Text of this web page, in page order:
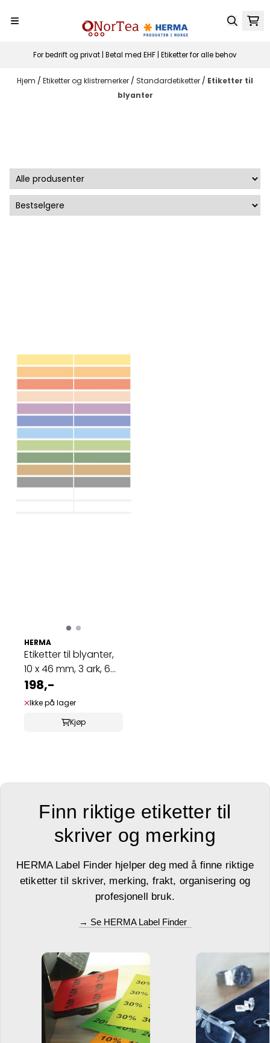
For bedrift og privat | Betal med EHF | Etiketter for alle behov
Hjem / Etiketter og klistremerker / Standardetiketter / Etiketter til
blyanter
HERMA
Etiketter til blyanter,
10 x 46 mm, 3 ark, 6
stk ...
198,-
Ikke på lager
Kjøp
Finn riktige etiketter til
skriver og merking
HERMA Label Finder hjelper deg med å finne riktige
etiketter til skriver, merking, frakt, organisering og
profesjonell bruk.
→ Se HERMA Label Finder